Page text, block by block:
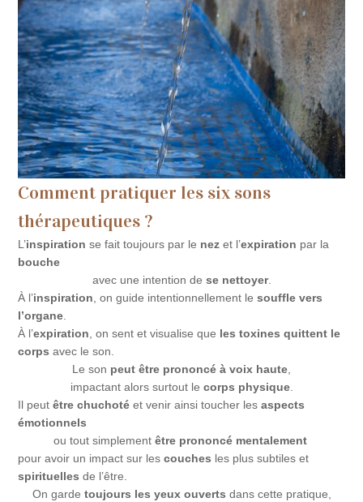
Comment pratiquer les six sons
thérapeutiques ?
L’inspiration se fait toujours par le nez et l’expiration par la
bouche
avec une intention de se nettoyer.
À l’inspiration , on guide intentionnellement le souffle vers
l’organe
À l’expiration , on sent et visualise que les toxines quittent le
corps avec le son.
Le son peut être prononcé à voix haute
impactant alors surtout le corps physique.
Il peutêtre chuchoté et venir ainsi toucher lesaspects
émotionnels
ou tout simplement être prononcé mentalement
pour avoir un impact sur lescouches les plus subtiles et
spirituelles de l’être.
On garde toujours les yeux ouverts dans cette pratique,